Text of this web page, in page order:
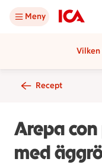
Meny
Vilken
Recept
Arepa
med